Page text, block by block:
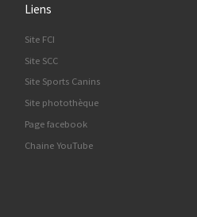
Liens
Site FCI
Site SCC
Site Sports Canins
Site photothèque
Page facebook
Chaine YouTube